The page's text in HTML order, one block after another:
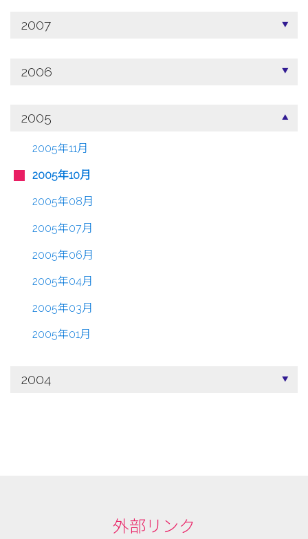
2007
2006
2005
2005年11月
2005年10月
2005年08月
2005年07月
2005年06月
2005年04月
2005年03月
2005年01月
2004
外部リンク